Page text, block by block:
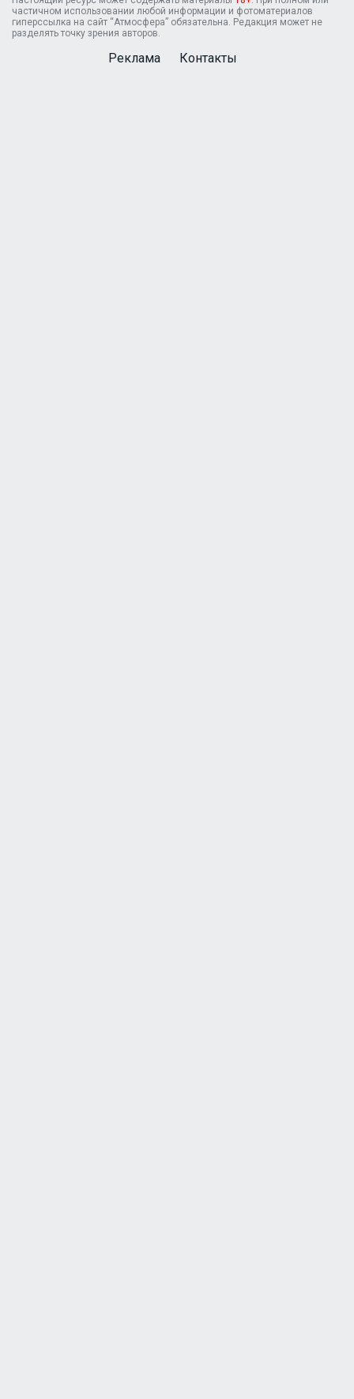
частичном использовании любой информации и фотоматериалов
гиперссылка на сайт “Атмосфера” обязательна. Редакция может не
разделять точку зрения авторов.
Реклама Контакты